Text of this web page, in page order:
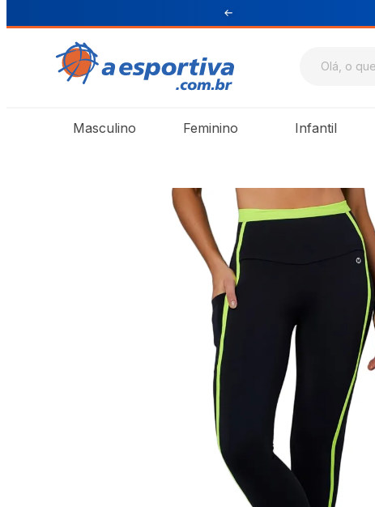
Masculino Feminino Infantil